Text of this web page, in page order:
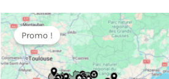
Promo !